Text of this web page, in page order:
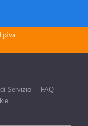
piva
Servizio
FAQ